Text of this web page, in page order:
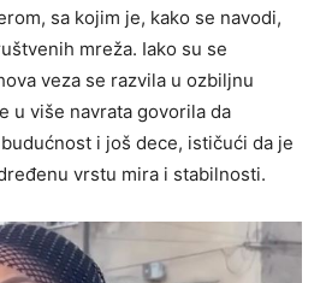
sa kojim je, kako se navodi,
mreža. Iako su se
veza se razvila u ozbiljnu
u više navrata govorila da
i još dece, ističući da je
vrstu mira i stabilnosti.